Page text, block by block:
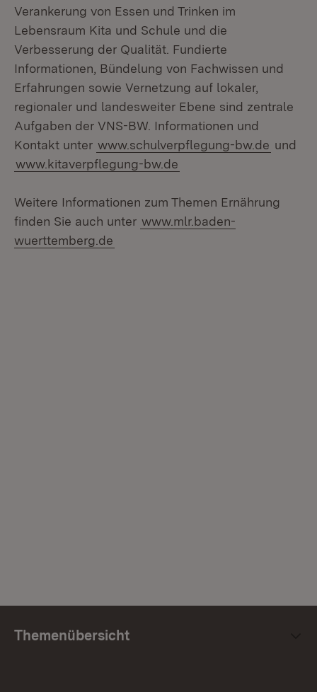
Verankerung von Essen und Trinken im
Lebensraum Kita und Schule und die
Verbesserung der Qualität. Fundierte
Informationen, Bündelung von Fachwissen und
Erfahrungen sowie Vernetzung auf lokaler,
regionaler und landesweiter Ebene sind zentrale
Aufgaben der VNS-BW. Informationen und
Kontakt unter www.schulverpflegung-bw.de und
www.kitaverpflegung-bw.de
Weitere Informationen zum Themen Ernährung
finden Sie auch unter www.mlr.baden-
wuerttemberg.de
Themenübersicht